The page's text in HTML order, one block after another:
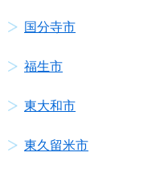
国分寺市
福生市
東大和市
東久留米市